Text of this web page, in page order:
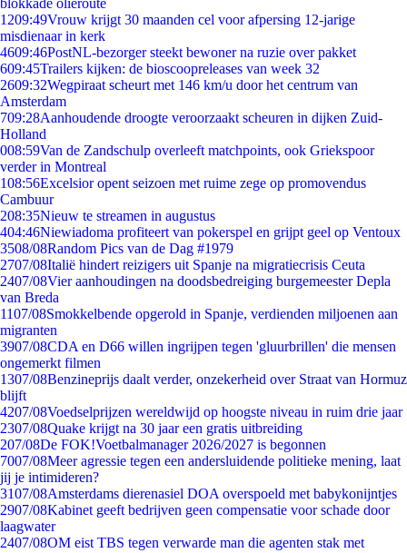
blokkade olieroute
1209:49Vrouw krijgt 30 maanden cel voor afpersing 12-jarige
misdienaar in kerk
4609:46PostNL-bezorger steekt bewoner na ruzie over pakket
609:45Trailers kijken: de bioscoopreleases van week 32
2609:32Wegpiraat scheurt met 146 km/u door het centrum van
Amsterdam
709:28Aanhoudende droogte veroorzaakt scheuren in dijken Zuid-
Holland
008:59Van de Zandschulp overleeft matchpoints, ook Griekspoor
verder in Montreal
108:56Excelsior opent seizoen met ruime zege op promovendus
Cambuur
208:35Nieuw te streamen in augustus
404:46Niewiadoma profiteert van pokerspel en grijpt geel op Ventoux
3508/08Random Pics van de Dag #1979
2707/08Italië hindert reizigers uit Spanje na migratiecrisis Ceuta
2407/08Vier aanhoudingen na doodsbedreiging burgemeester Depla
van Breda
1107/08Smokkelbende opgerold in Spanje, verdienden miljoenen aan
migranten
3907/08CDA en D66 willen ingrijpen tegen 'gluurbrillen' die mensen
ongemerkt filmen
1307/08Benzineprijs daalt verder, onzekerheid over Straat van Hormuz
blijft
4207/08Voedselprijzen wereldwijd op hoogste niveau in ruim drie jaar
2307/08Quake krijgt na 30 jaar een gratis uitbreiding
207/08De FOK!Voetbalmanager 2026/2027 is begonnen
7007/08Meer agressie tegen een andersluidende politieke mening, laat
jij je intimideren?
3107/08Amsterdams dierenasiel DOA overspoeld met babykonijntjes
2907/08Kabinet geeft bedrijven geen compensatie voor schade door
laagwater
2407/08OM eist TBS tegen verwarde man die agenten stak met